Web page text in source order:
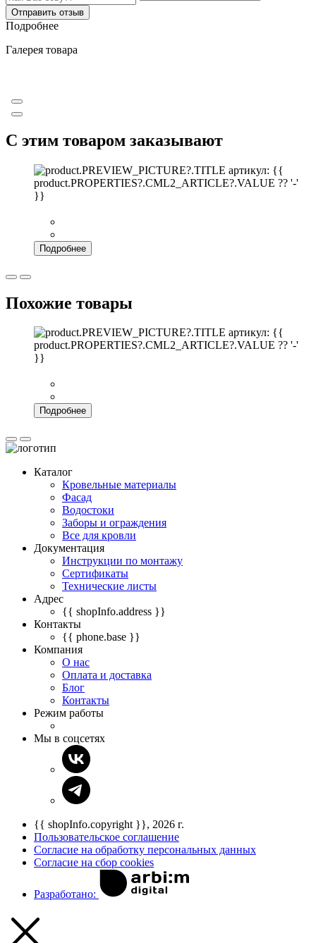
Отправить отзыв
Подробнее
Галерея товара
С этим товаром заказывают
артикул: {{
product.PROPERTIES?.CML2_ARTICLE?.VALUE ?? '-'
}}
Подробнее
Похожие товары
артикул: {{
product.PROPERTIES?.CML2_ARTICLE?.VALUE ?? '-'
}}
Подробнее
Каталог
Кровельные материалы
Фасад
Водостоки
Заборы и ограждения
Все для кровли
Документация
Инструкции по монтажу
Сертификаты
Технические листы
Адрес
{{ shopInfo.address }}
Контакты
{{ phone.base }}
Компания
О нас
Оплата и доставка
Блог
Контакты
Режим работы
Мы в соцсетях
{{ shopInfo.copyright }}, 2026 г.
Пользовательское соглашение
Согласие на обработку персональных данных
Согласие на сбор cookies
Разработано: